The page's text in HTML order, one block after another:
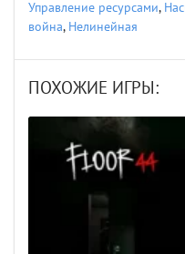
Управление ресурсами,
война, Нелинейная
ПОХОЖИЕ ИГРЫ: